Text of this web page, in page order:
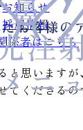
お知らせ
採用情報
係者はこちら
お客様の
思いますが、
てくださるの